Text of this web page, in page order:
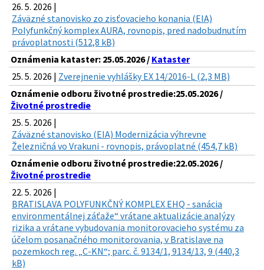
26. 5. 2026 |
Záväzné stanovisko zo zisťovacieho konania (EIA)
Polyfunkčný komplex AURA, rovnopis, pred nadobudnutím
právoplatnosti (512,8 kB)
Oznámenia kataster: 25.05.2026 / Kataster
25. 5. 2026 | Zverejnenie vyhlášky EX 14/2016-L (2,3 MB)
Oznámenie odboru životné prostredie:25.05.2026 /
Životné prostredie
25. 5. 2026 |
Záväzné stanovisko (EIA) Modernizácia výhrevne
Železničná vo Vrakuni - rovnopis, právoplatné (454,7 kB)
Oznámenie odboru životné prostredie:22.05.2026 /
Životné prostredie
22. 5. 2026 |
BRATISLAVA POLYFUNKČNÝ KOMPLEX EHQ - sanácia
environmentálnej záťaže“ vrátane aktualizácie analýzy
rizika a vrátane vybudovania monitorovacieho systému za
účelom posanačného monitorovania, v Bratislave na
pozemkoch reg. „C-KN“; parc. č. 9134/1, 9134/13, 9 (440,3
kB)